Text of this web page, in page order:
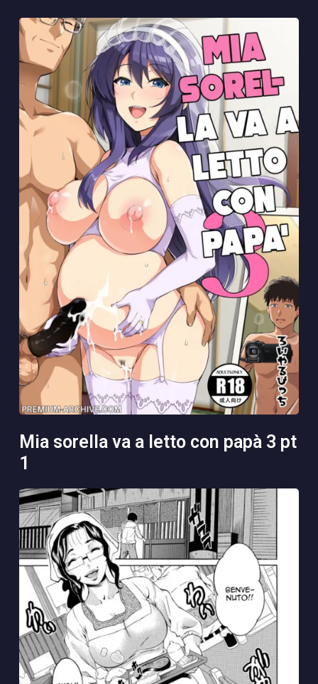
mia sorella va a letto con papà 3 pt
1